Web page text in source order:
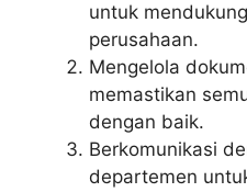
untuk
perusahaan.
Mengelola
memastikan
dengan baik.
Berkomunikasi
departemen